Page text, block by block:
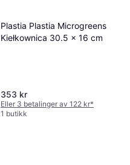
Plastia Plastia Microgreens
Kiełkownica 30.5 x 16 cm
353 kr
Eller 3 betalinger av 122 kr*
1 butikk